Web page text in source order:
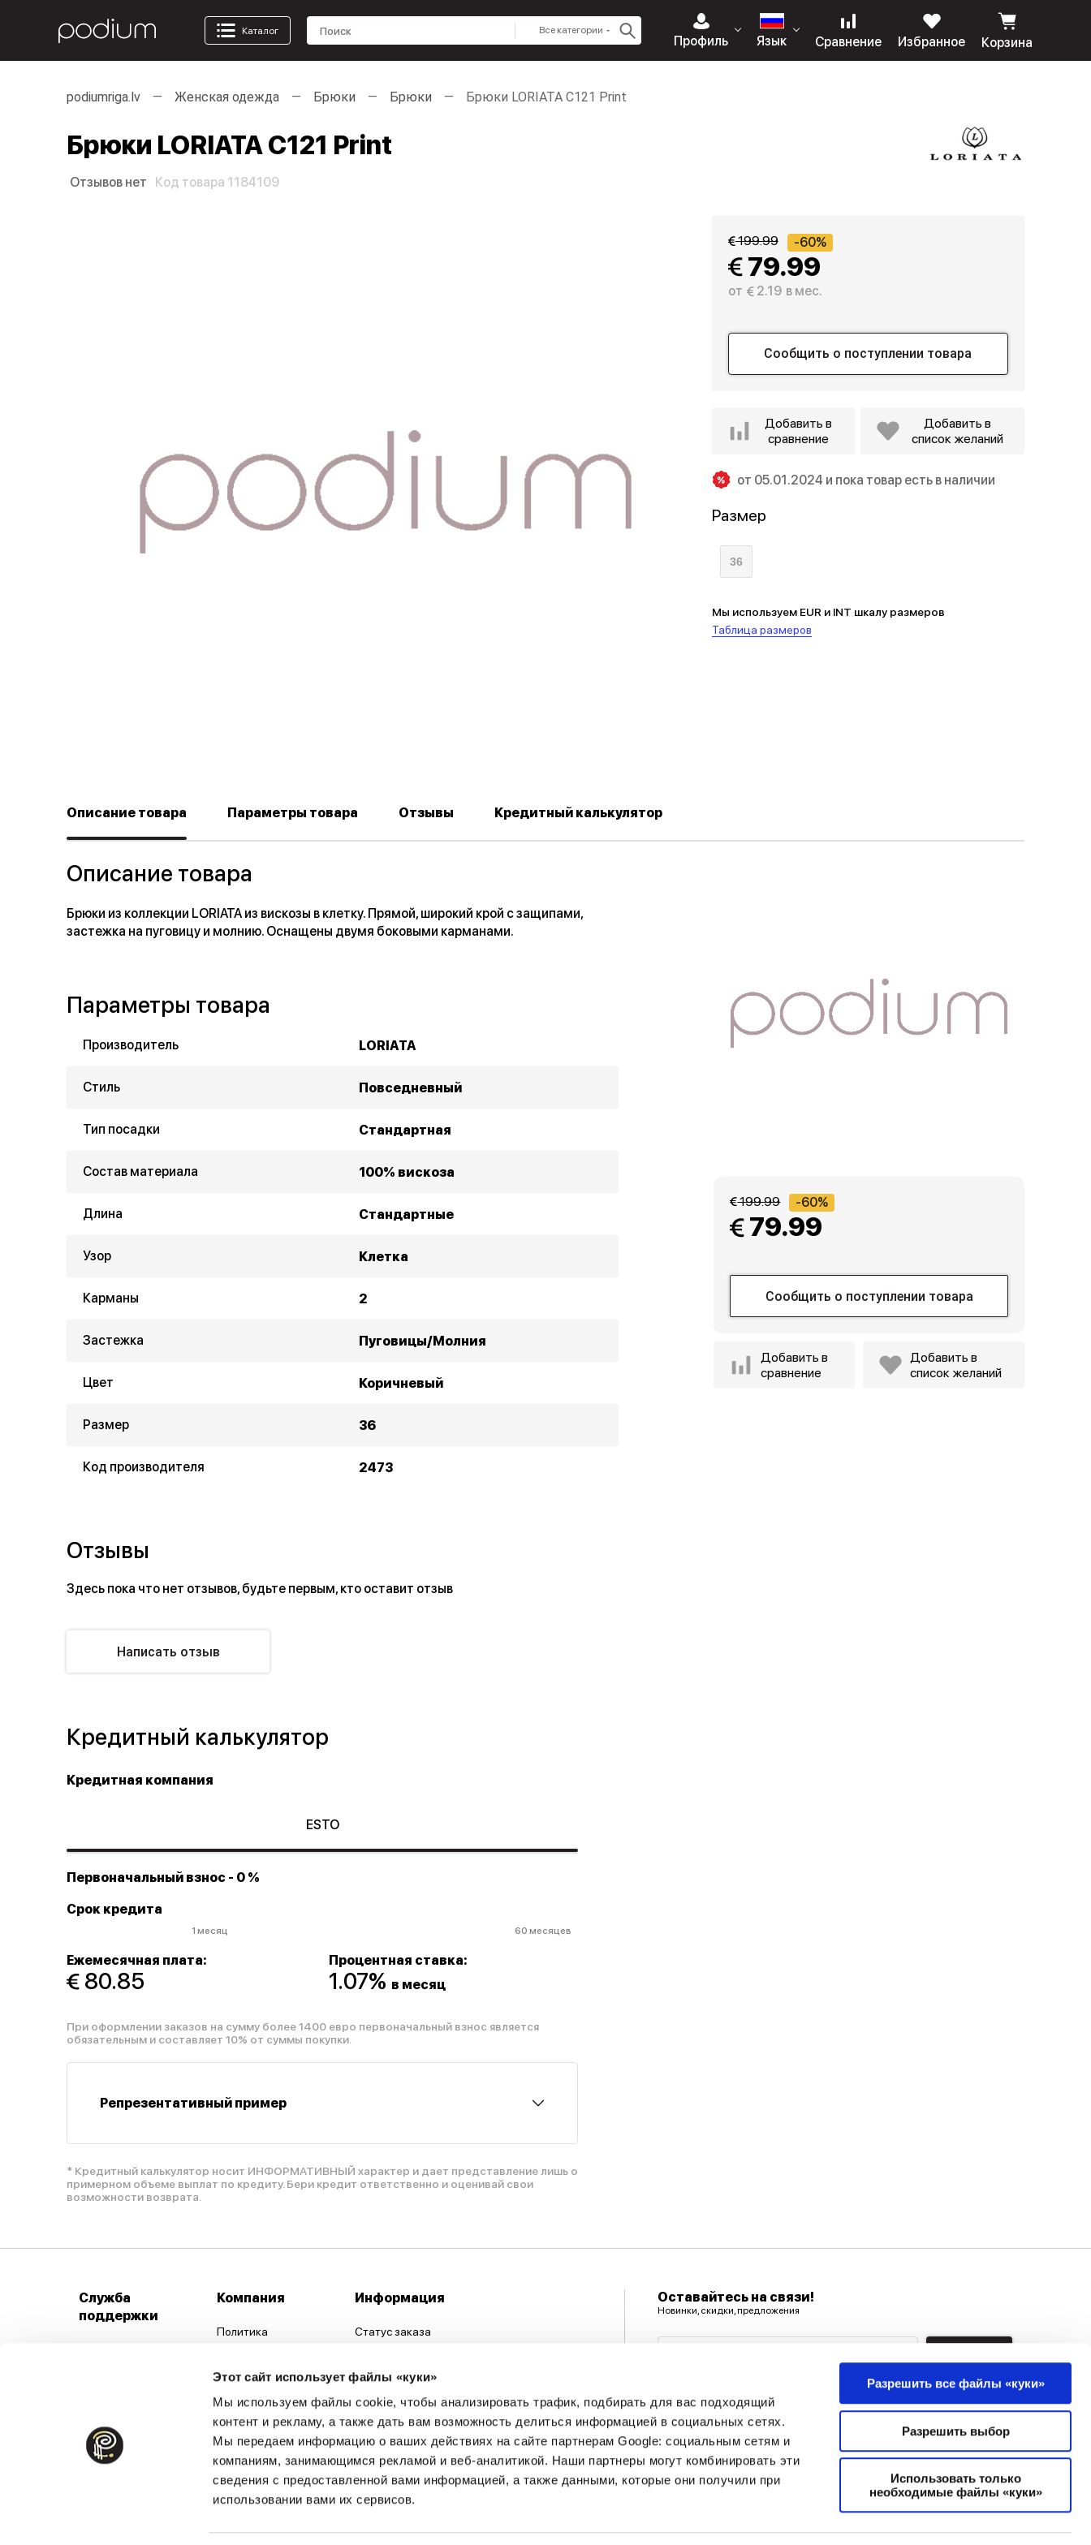
Этот сайт использует файлы «куки»
Мы используем файлы cookie, чтобы анализировать трафик, подбирать для вас подходящий
контент и рекламу, а также дать вам возможность делиться информацией в социальных сетях.
Мы передаем информацию о ваших действиях на сайте партнерам Google: социальным сетям и
компаниям, занимающимся рекламой и веб-аналитикой. Наши партнеры могут комбинировать эти
сведения с предоставленной вами информацией, а также данными, которые они получили при
использовании вами их сервисов.
Разрешить все файлы «куки»
Разрешить выбор
Использовать только
необходимые файлы «куки»
Каталог Все категории
Профиль Язык Сравнение Избранное Корзина
podiumriga.lv Женская одежда Брюки Брюки Брюки LORIATA C121 Print
Брюки LORIATA C121 Print
Отзывов нет Код товара 1184109
199.99 -60%
79.99
от 2.19 в мес.
Сообщить о поступлении товара
Добавить в
сравнение
Добавить в
список желаний
от 05.01.2024 и пока товар есть в наличии
Размер
36
Мы используем EUR и INT шкалу размеров
Таблица размеров
Описание товара Параметры товара Отзывы Кредитный калькулятор
Описание товара
Брюки из коллекции LORIATA из вискозы в клетку. Прямой, широкий крой с защипами,
застежка на пуговицу и молнию. Оснащены двумя боковыми карманами.
Параметры товара
Производитель LORIATA
Стиль Повседневный
Тип посадки Стандартная
Состав материала 100% вискоза
Длина Стандартные
Узор Клетка
Карманы 2
Застежка Пуговицы/Молния
Цвет Коричневый
Размер 36
Код производителя 2473
Отзывы
Здесь пока что нет отзывов, будьте первым, кто оставит отзыв
Написать отзыв
Кредитный калькулятор
Кредитная компания
ESTO
Первоначальный взнос - 0 %
Срок кредита
1 месяц 60 месяцев
Ежемесячная плата:
80.85
Процентная ставка:
1.07% в месяц
При оформлении заказов на сумму более 1400 евро первоначальный взнос является
обязательным и составляет 10% от суммы покупки.
Репрезентативный пример
* Кредитный калькулятор носит ИНФОРМАТИВНЫЙ характер и дает представление лишь о
примерном объеме выплат по кредиту. Бери кредит ответственно и оценивай свои
возможности возврата.
199.99 -60%
79.99
Сообщить о поступлении товара
Добавить в
сравнение
Добавить в
список желаний
Служба
поддержки
Латвии
Возврат и обмен
Компания
Политика
Общие положения и
Использование файлов
Cookie
Информация
Статус заказа
Связаться с нами
Карта клиента
Подарочная карта
Оставайтесь на связи!
Новинки, скидки, предложения
+371 26 60 60 60